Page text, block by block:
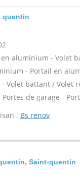
quentin
aluminium - Volet
- Portail en
- Volet battant / Volet
Portes de garage -
: Bs renov
Saint-quentin